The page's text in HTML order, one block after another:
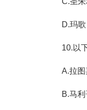
D.玛歌
10.以
A.拉图
B.马